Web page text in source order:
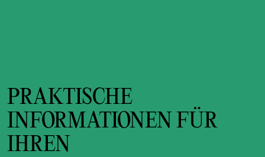
PRAKTISCHE
INFORMATIONEN FÜR
IHREN